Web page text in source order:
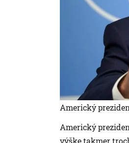
Americký
Americký
výške takmer